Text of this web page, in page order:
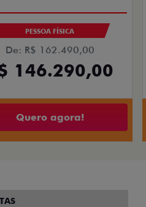
PESSOA FÍSICA
De: R$ 162.490,00
146.290,00
Quero agora!